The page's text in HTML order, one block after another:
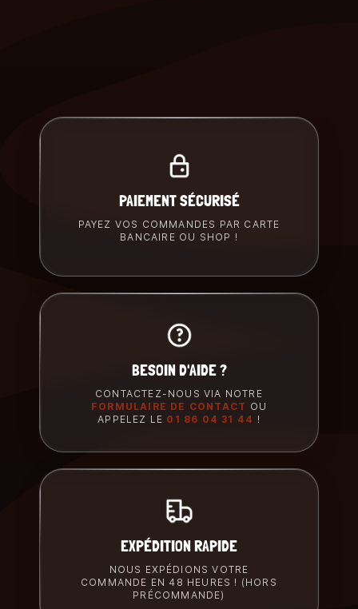
PAIEMENT SÉCURISÉ
PAYEZ VOS COMMANDES PAR CARTE
BANCAIRE OU SHOP !
BESOIN D'AIDE ?
CONTACTEZ-NOUS VIA NOTRE
FORMULAIRE DE CONTACT OU
APPELEZ LE 01 86 04 31 44 !
EXPÉDITION RAPIDE
NOUS EXPÉDIONS VOTRE
COMMANDE EN 48 HEURES ! (HORS
PRÉCOMMANDE)